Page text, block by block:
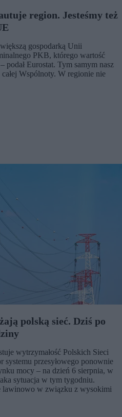
region. Jesteśmy też
gospodarką Unii
PKB, którego wartość
podał Eurostat. Tym samym nasz
Wspólnoty. W regionie nie
polską sieć. Dziś po
wytrzymałość Polskich Sieci
systemu przesyłowego ponownie
mocy – na dzień 6 sierpnia, w
sytuacja w tym tygodniu.
lawinowo w związku z wysokimi